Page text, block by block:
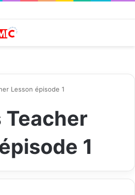
Lesson épisode 1
1